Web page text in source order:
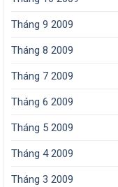
Tháng 9 2009
Tháng 8 2009
Tháng 7 2009
Tháng 6 2009
Tháng 5 2009
Tháng 4 2009
Tháng 3 2009